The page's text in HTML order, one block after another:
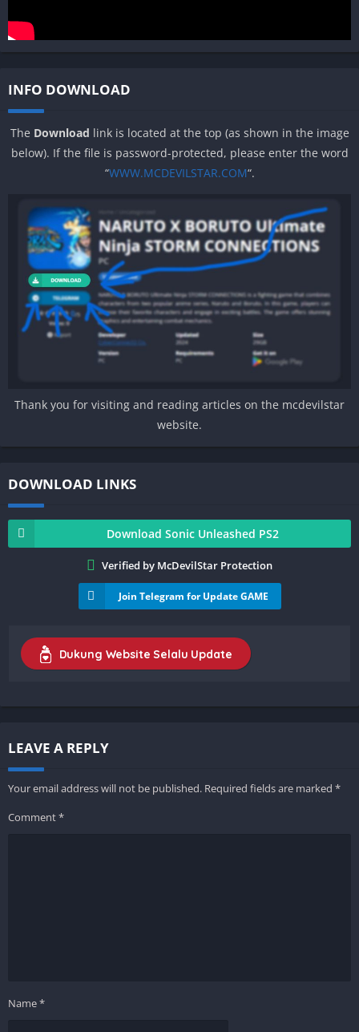
INFO DOWNLOAD
The Download link is located at the top (as shown in the image
below). If the file is password-protected, please enter the word
“WWW.MCDEVILSTAR.COM“.
Thank you for visiting and reading articles on the mcdevilstar
website.
DOWNLOAD LINKS
Download Sonic Unleashed PS2
Verified by McDevilStar Protection
Join Telegram for Update GAME
Dukung Website Selalu Update
LEAVE A REPLY
Your email address will not be published. Required fields are marked *
Comment*
Name*